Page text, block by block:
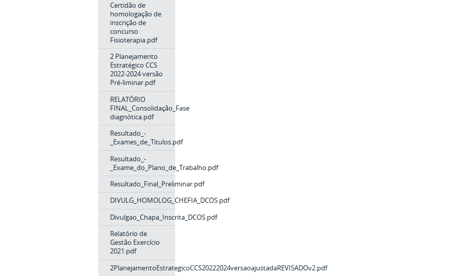
Certidão de
homologação de
inscrição de
concurso
Fisioterapia.pdf
2 Planejamento
Estratégico CCS
2022-2024 versão
Pré-liminar.pdf
RELATÓRIO
FINAL_Consolidação_Fase
diagnótica.pdf
Resultado_-
_Exames_de_Titulos.pdf
Resultado_-
_Exame_do_Plano_de_Trabalho.pdf
Resultado_Final_Preliminar.pdf
DIVULG_HOMOLOG_CHEFIA_DCOS.pdf
Divulgao_Chapa_Inscrita_DCOS.pdf
Relatório de
Gestão Exercício
2021.pdf
2PlanejamentoEstrategicoCCS20222024versaoajustadaREVISADOv2.pdf